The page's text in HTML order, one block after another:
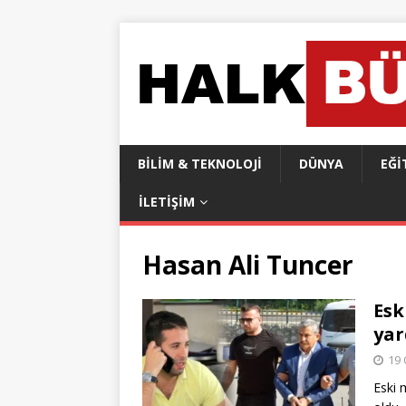
BILIM & TEKNOLOJI DÜNYA
İLETIŞIM
Hasan Ali Tuncer
19
Eski